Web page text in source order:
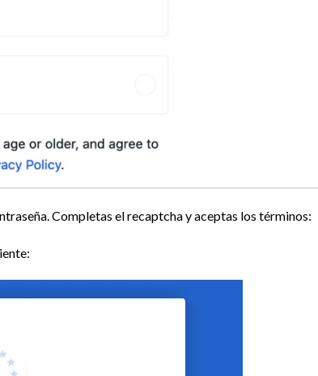
Completas el recaptcha y aceptas los términos: